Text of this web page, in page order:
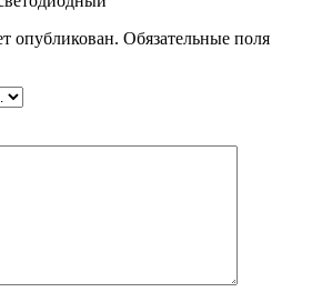
опубликован. Обязательные поля